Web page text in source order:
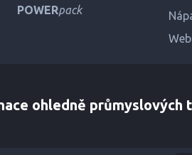
POWERpack
ohledně průmyslových